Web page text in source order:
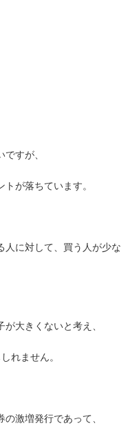
すが、
が落ちています。
人に対して、買う人が少な
大きくないと考え、
れません。
激増発行であって、